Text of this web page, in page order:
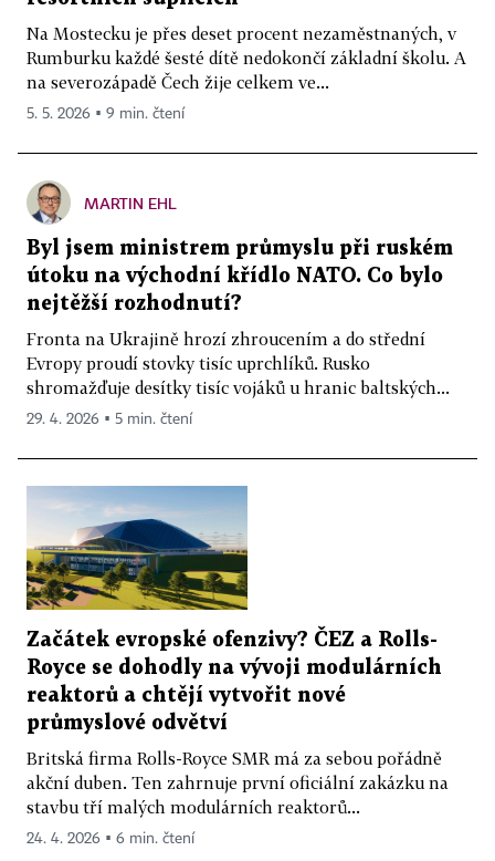
Na Mostecku je přes deset procent nezaměstnaných, v
Rumburku každé šesté dítě nedokončí základní školu. A
na severozápadě Čech žije celkem ve...
5. 5. 2026 ▪ 9 min. čtení
MARTIN EHL
Byl jsem ministrem průmyslu při ruském
útoku na východní křídlo NATO. Co bylo
nejtěžší rozhodnutí?
Fronta na Ukrajině hrozí zhroucením a do střední
Evropy proudí stovky tisíc uprchlíků. Rusko
shromažďuje desítky tisíc vojáků u hranic baltských...
29. 4. 2026 ▪ 5 min. čtení
Začátek evropské ofenzivy? ČEZ a Rolls-
Royce se dohodly na vývoji modulárních
reaktorů a chtějí vytvořit nové
průmyslové odvětví
Britská firma Rolls-Royce SMR má za sebou pořádně
akční duben. Ten zahrnuje první oficiální zakázku na
stavbu tří malých modulárních reaktorů...
24. 4. 2026 ▪ 6 min. čtení